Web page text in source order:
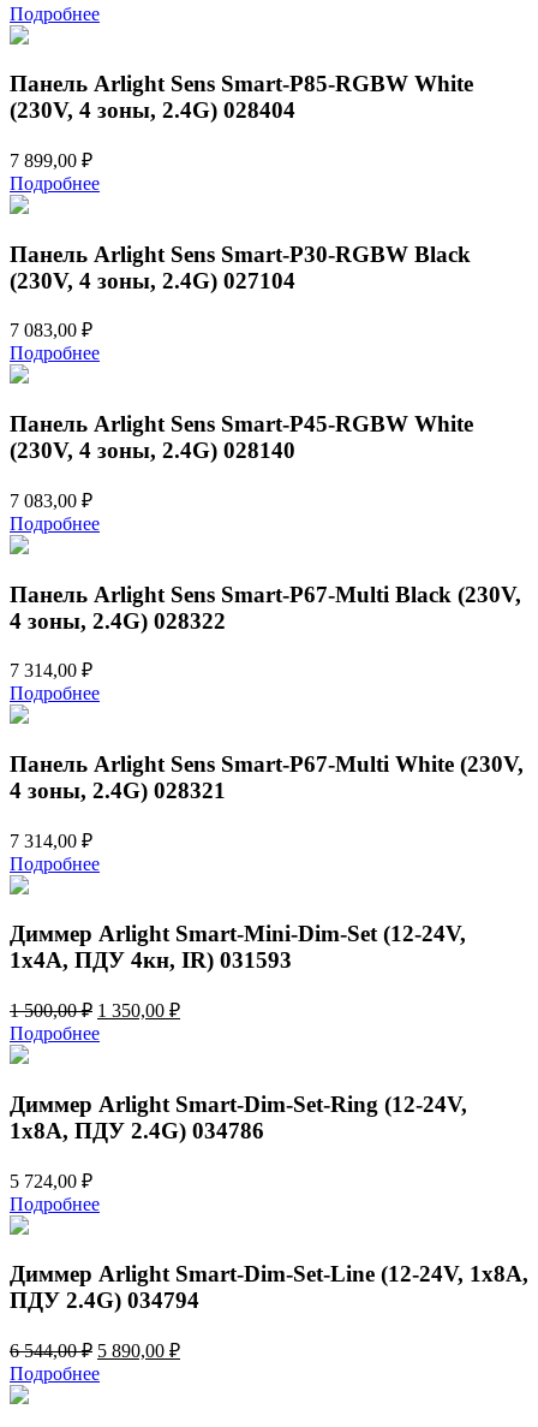
Подробнее
Панель Arlight Sens Smart-P85-RGBW White
(230V, 4 зоны, 2.4G) 028404
7 899,00 ₽
Подробнее
Панель Arlight Sens Smart-P30-RGBW Black
(230V, 4 зоны, 2.4G) 027104
7 083,00 ₽
Подробнее
Панель Arlight Sens Smart-P45-RGBW White
(230V, 4 зоны, 2.4G) 028140
7 083,00 ₽
Подробнее
Панель Arlight Sens Smart-P67-Multi Black (230V,
4 зоны, 2.4G) 028322
7 314,00 ₽
Подробнее
Панель Arlight Sens Smart-P67-Multi White (230V,
4 зоны, 2.4G) 028321
7 314,00 ₽
Подробнее
Диммер Arlight Smart-Mini-Dim-Set (12-24V,
1x4A, ПДУ 4кн, IR) 031593
1 500,00₽ Первоначальная
цена
составляла
500,00 ₽.
1 350,00 ₽Текущая
Подробнее
Диммер Arlight Smart-Dim-Set-Ring (12-24V,
1x8A, ПДУ 2.4G) 034786
5 724,00 ₽
Подробнее
Диммер Arlight Smart-Dim-Set-Line (12-24V, 1x8A,
ПДУ 2.4G) 034794
6 544,00₽ Первоначальная
цена
составляла
5 890,00 ₽Текущая
Подробнее